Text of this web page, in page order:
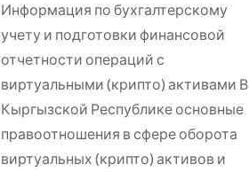
Информация по бухгалтерскому
учету и подготовки финансовой
отчетности операций с
виртуальными (крипто) активами В
Кыргызской Республике основные
правоотношения в сфере оборота
виртуальных (крипто) активов и